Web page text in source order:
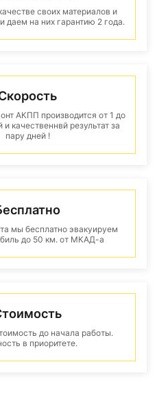
своих материалов и
даем на них гарантию 2 года.
АКПП производится от 1 до
качественнвй результат за
пару дней !
мы бесплатно эвакуируем
до 50 км. от МКАД-а
до начала работы.
в приоритете.